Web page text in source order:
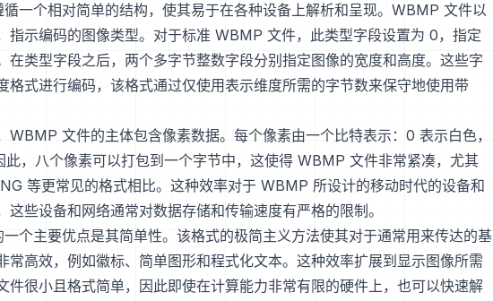
一个相对简单的结构，使其易于在各种设备上解析和呈现。WBMP 文件以
指示编码的图像类型。对于标准 WBMP 文件，此类型字段设置为 0，指定
在类型字段之后，两个多字节整数字段分别指定图像的宽度和高度。这些字
格式进行编码，该格式通过仅使用表示维度所需的字节数来保守地使用带
WBMP 文件的主体包含像素数据。每个像素由一个比特表示：0 表示白色，
此，八个像素可以打包到一个字节中，这使得 WBMP 文件非常紧凑，尤其
等更常见的格式相比。这种效率对于 WBMP 所设计的移动时代的设备和
这些设备和网络通常对数据存储和传输速度有严格的限制。
个主要优点是其简单性。该格式的极简主义方法使其对于通常用来传达的基
常高效，例如徽标、简单图形和程式化文本。这种效率扩展到显示图像所需
件很小且格式简单，因此即使在计算能力非常有限的硬件上，也可以快速解